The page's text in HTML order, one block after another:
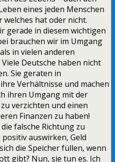
eines jeden Menschen
hat oder nicht.
gerade in diesem wichtigen
brauchen wir im Umgang
in vielen anderen
Deutsche haben nicht
Sie geraten in
Verhältnisse und machen
ihren Umgang mit der
verzichten und einen
Finanzen zu haben!
falsche Richtung zu
auswirken, Geld
die Speicher füllen, wenn
gibt? Nun, sie tun es. Ich